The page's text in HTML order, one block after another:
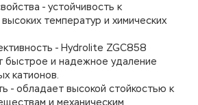
- устойчивость к
температур и химических
- Hydrolite ZGC858
быстрое и надежное удаление
катионов.
- обладает высокой стойкостью к
и механическим